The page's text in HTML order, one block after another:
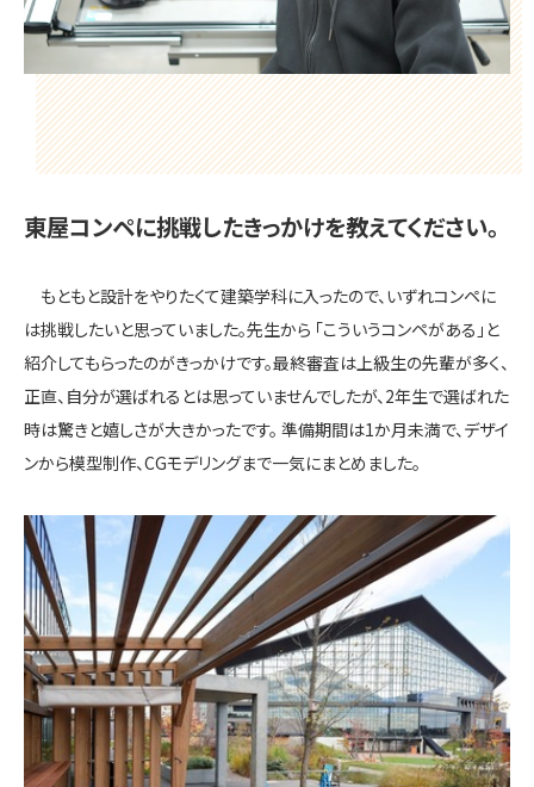
東屋コンペに挑戦したきっかけを教えてください。
もともと設計をやりたくて建築学科に入ったので、いずれコンペに
は挑戦したいと思っていました。先生から 「こういうコンペがある」と
紹介してもらったのがきっかけです。最終審査は上級生の先輩が多く、
正直、自分が選ばれるとは思っていませんでしたが、2年生で選ばれた
時は驚きと嬉しさが大きかったです。 準備期間は1か月未満で、デザイ
ンから模型制作、CGモデリングまで一気にまとめました。